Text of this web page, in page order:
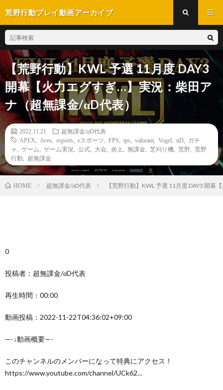
荒野行動プレイ動画アーカイブ
【荒野行動】KWL 予選 11月度 DAY3
開幕【火力エグすぎ…】実況：柴田ア
ナ（超無課金/αD代表）
2022.11.21
超無課金/αD代表
APEX
Aves esports eスポーツ FPS tps valorant Vogel αD
ガチ
ャ
ゲーム ゲーム実況 公式 大会 炎上 無課金 芝刈り機 荒野
荒野
行動
超無課金
HOME 超無課金/αD代表 【荒野行動】KWL 予選 11月度 DAY3 開
0
投稿者：超無課金/αD代表
再生時間：00:00
動画投稿：2022-11-22T04:36:02+09:00
—-↓動画概要—-
このチャンネルのメンバーになって特典にアクセス！
https://www.youtube.com/channel/UCk62…